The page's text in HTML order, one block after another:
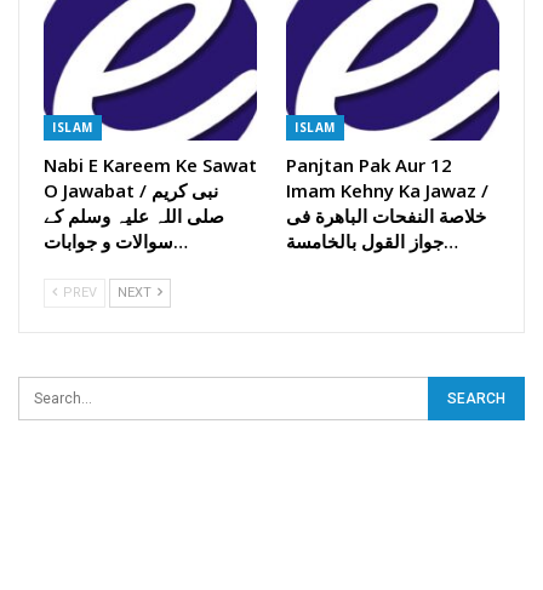
ISLAM
Nabi E Kareem Ke Sawat
O Jawabat / نبی کریم
صلی اللہ علیہ وسلم کے
سوالات و جوابات…
ISLAM
Panjtan Pak Aur 12
Imam Kehny Ka Jawaz /
خلاصة النفحات الباھرة فی
جواز القول بالخامسة…
PREV NEXT